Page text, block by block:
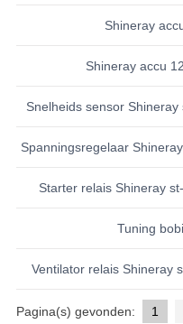
Shineray
Shineray accu
Snelheids sensor
Spanningsregelaar
Starter relais Shineray
Tuning
Ventilator relais Shineray
Pagina(s) gevonden: 1